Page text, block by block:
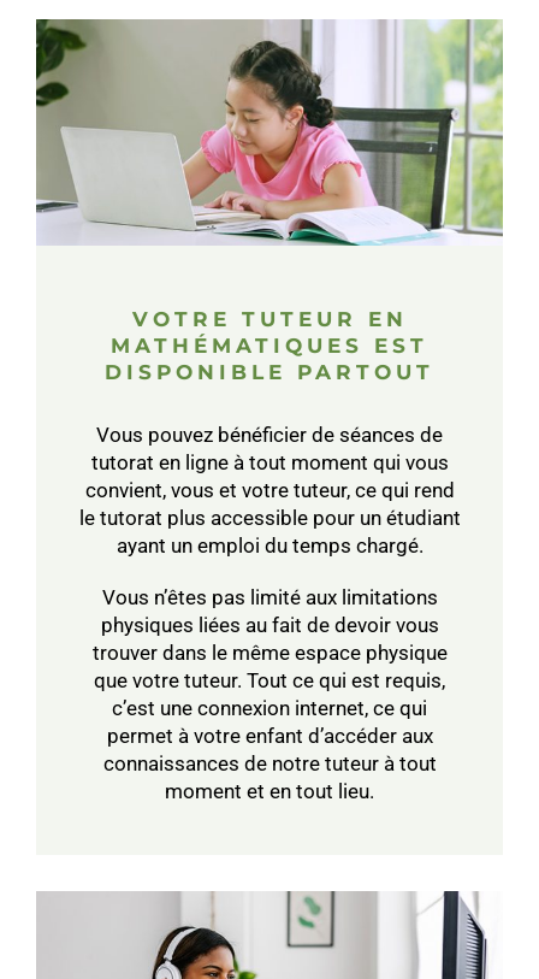
VOTRE TUTEUR EN
MATHÉMATIQUES EST
DISPONIBLE PARTOUT
Vous pouvez bénéficier de séances de
tutorat en ligne à tout moment qui vous
convient, vous et votre tuteur, ce qui rend
le tutorat plus accessible pour un étudiant
ayant un emploi du temps chargé.
Vous n’êtes pas limité aux limitations
physiques liées au fait de devoir vous
trouver dans le même espace physique
que votre tuteur. Tout ce qui est requis,
c’est une connexion internet, ce qui
permet à votre enfant d’accéder aux
connaissances de notre tuteur à tout
moment et en tout lieu.